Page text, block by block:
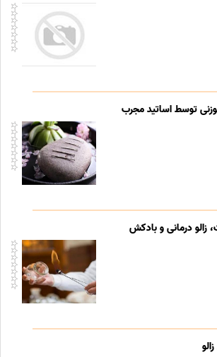
توسط اساتید مجرب
درمانی و بادکش